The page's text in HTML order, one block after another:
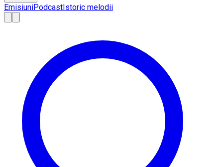
EmisiuniPodcastIstoric melodii
AA